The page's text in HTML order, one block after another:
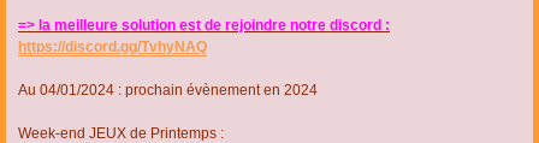
=> la meilleure solution est de rejoindre notre discord :
https://discord.gg/TvhyNAQ
Au 04/01/2024 : prochain évènement en 2024
Week-end JEUX de Printemps :